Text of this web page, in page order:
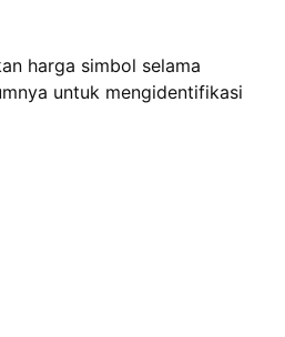
harga simbol selama
untuk mengidentifikasi